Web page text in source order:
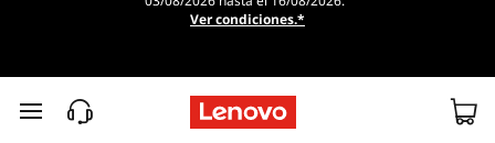
e
n
Ver condiciones.*
Ir al contenido principal